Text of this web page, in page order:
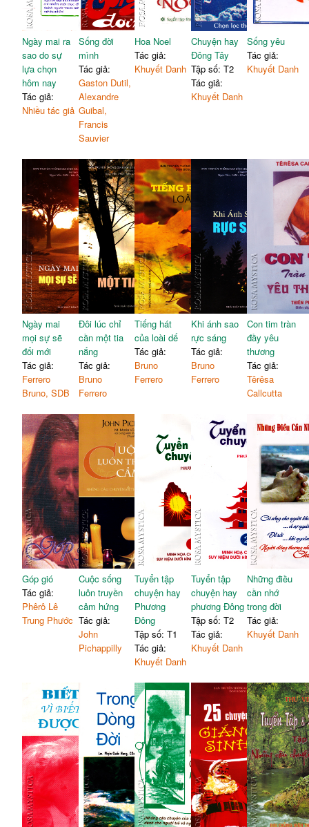
Ngày mai ra
sao do sự
lựa chọn
hôm nay
Tác giả:
Nhiều tác giả
Sống đời
mình
Tác giả:
Gaston Dutil,
Alexandre
Guibal,
Francis
Sauvier
Hoa Noel
Tác giả:
Khuyết Danh
Chuyện hay
Đông Tây
Tập số: T2
Tác giả:
Khuyết Danh
Sống yêu
Tác giả:
Khuyết Danh
Ngày mai
mọi sự sẽ
đổi mới
Tác giả:
Ferrero
Bruno, SDB
Đôi lúc chỉ
cần một tia
nắng
Tác giả:
Bruno
Ferrero
Tiếng hát
của loài dế
Tác giả:
Bruno
Ferrero
Khi ánh sao
rực sáng
Tác giả:
Bruno
Ferrero
Con tim tràn
đầy yêu
thương
Tác giả:
Têrêsa
Callcutta
Góp gió
Tác giả:
Phêrô Lê
Trung Phước
Cuộc sống
luôn truyền
cảm hứng
Tác giả:
John
Pichappilly
Tuyển tập
chuyện hay
Phương
Đông
Tập số: T1
Tác giả:
Khuyết Danh
Tuyển tập
chuyện hay
phương Đông
Tập số: T2
Tác giả:
Khuyết Danh
Những điều
cần nhớ
trong đời
Tác giả:
Khuyết Danh